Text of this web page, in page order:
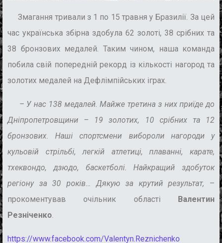
Змагання тривали з 1 по 15 травня у Бразилії. За цей
час українська збірна здобула 62 золоті, 38 срібних та
38 бронзових медалей. Таким чином, наша команда
побила свій попередній рекорд із кількості нагород та
золотих медалей на Дефлімпійських іграх.
– У нас 138 медалей.Майже третина з них приїде до
Дніпропетровщини – 19 золотих, 10 срібних та 12
бронзових. Наші спортсмени вибороли нагороди у
кульовій стрільбі, легкій атлетиці, плаванні, карате,
тхеквондо, дзюдо, баскетболі. Найкращий здобуток
регіону за 30 років… Дякую за крутий результат,
–
прокоментував очільник області
Валентин
Резніченко.
https://www.facebook.com/Valentyn.Reznichenko